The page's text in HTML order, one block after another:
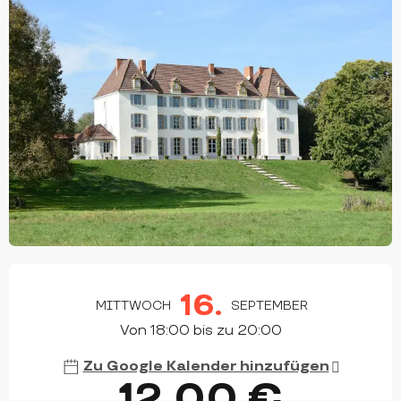
MITTWOCH 16. SEPTEMBER
Von 18:00 bis zu 20:00
Zu Google Kalender hinzufügen